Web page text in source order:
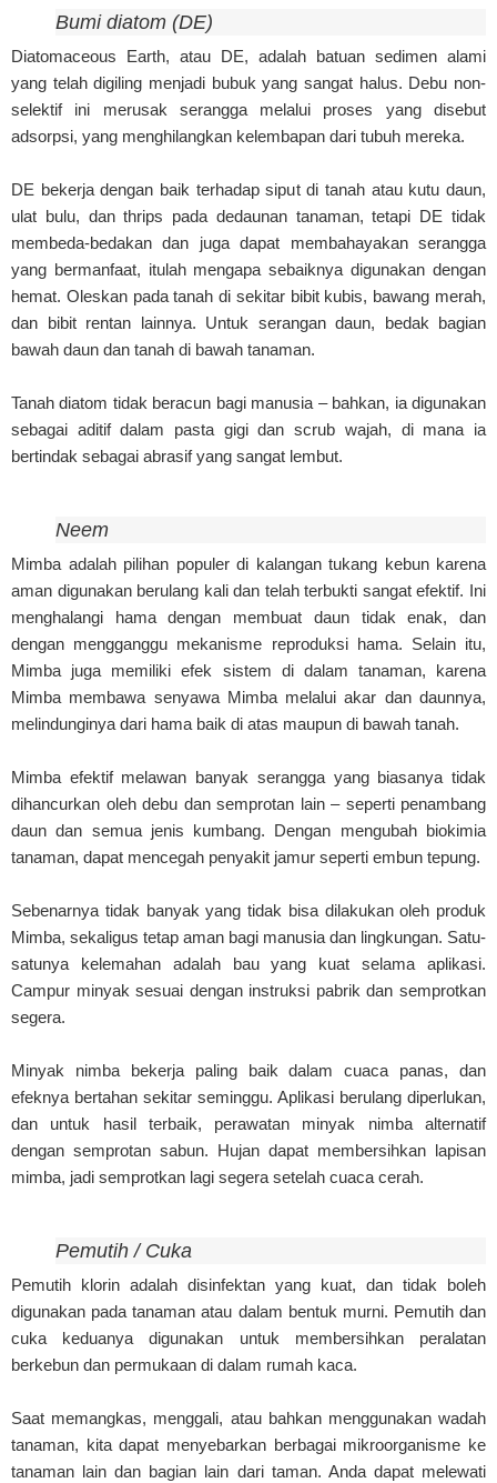
Bumi diatom (DE)
Diatomaceous Earth, atau DE, adalah batuan sedimen alami
yang telah digiling menjadi bubuk yang sangat halus. Debu non-
selektif ini merusak serangga melalui proses yang disebut
adsorpsi, yang menghilangkan kelembapan dari tubuh mereka.
DE bekerja dengan baik terhadap siput di tanah atau kutu daun,
ulat bulu, dan thrips pada dedaunan tanaman, tetapi DE tidak
membeda-bedakan dan juga dapat membahayakan serangga
yang bermanfaat, itulah mengapa sebaiknya digunakan dengan
hemat. Oleskan pada tanah di sekitar bibit kubis, bawang merah,
dan bibit rentan lainnya. Untuk serangan daun, bedak bagian
bawah daun dan tanah di bawah tanaman.
Tanah diatom tidak beracun bagi manusia – bahkan, ia digunakan
sebagai aditif dalam pasta gigi dan scrub wajah, di mana ia
bertindak sebagai abrasif yang sangat lembut.
Neem
Mimba adalah pilihan populer di kalangan tukang kebun karena
aman digunakan berulang kali dan telah terbukti sangat efektif. Ini
menghalangi hama dengan membuat daun tidak enak, dan
dengan mengganggu mekanisme reproduksi hama. Selain itu,
Mimba juga memiliki efek sistem di dalam tanaman, karena
Mimba membawa senyawa Mimba melalui akar dan daunnya,
melindunginya dari hama baik di atas maupun di bawah tanah.
Mimba efektif melawan banyak serangga yang biasanya tidak
dihancurkan oleh debu dan semprotan lain – seperti penambang
daun dan semua jenis kumbang. Dengan mengubah biokimia
tanaman, dapat mencegah penyakit jamur seperti embun tepung.
Sebenarnya tidak banyak yang tidak bisa dilakukan oleh produk
Mimba, sekaligus tetap aman bagi manusia dan lingkungan. Satu-
satunya kelemahan adalah bau yang kuat selama aplikasi.
Campur minyak sesuai dengan instruksi pabrik dan semprotkan
segera.
Minyak nimba bekerja paling baik dalam cuaca panas, dan
efeknya bertahan sekitar seminggu. Aplikasi berulang diperlukan,
dan untuk hasil terbaik, perawatan minyak nimba alternatif
dengan semprotan sabun. Hujan dapat membersihkan lapisan
mimba, jadi semprotkan lagi segera setelah cuaca cerah.
Pemutih / Cuka
Pemutih klorin adalah disinfektan yang kuat, dan tidak boleh
digunakan pada tanaman atau dalam bentuk murni. Pemutih dan
cuka keduanya digunakan untuk membersihkan peralatan
berkebun dan permukaan di dalam rumah kaca.
Saat memangkas, menggali, atau bahkan menggunakan wadah
tanaman, kita dapat menyebarkan berbagai mikroorganisme ke
tanaman lain dan bagian lain dari taman. Anda dapat melewati